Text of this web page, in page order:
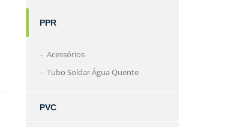
PPR
Acessórios
Tubo Soldar Água Quente
PVC